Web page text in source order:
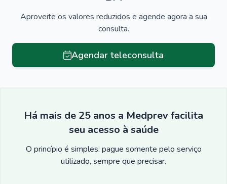
Aproveite os valores reduzidos e agende agora a sua
consulta.
Agendar teleconsulta
Há mais de 25 anos a Medprev facilita
seu acesso à saúde
O princípio é simples: pague somente pelo serviço
utilizado, sempre que precisar.